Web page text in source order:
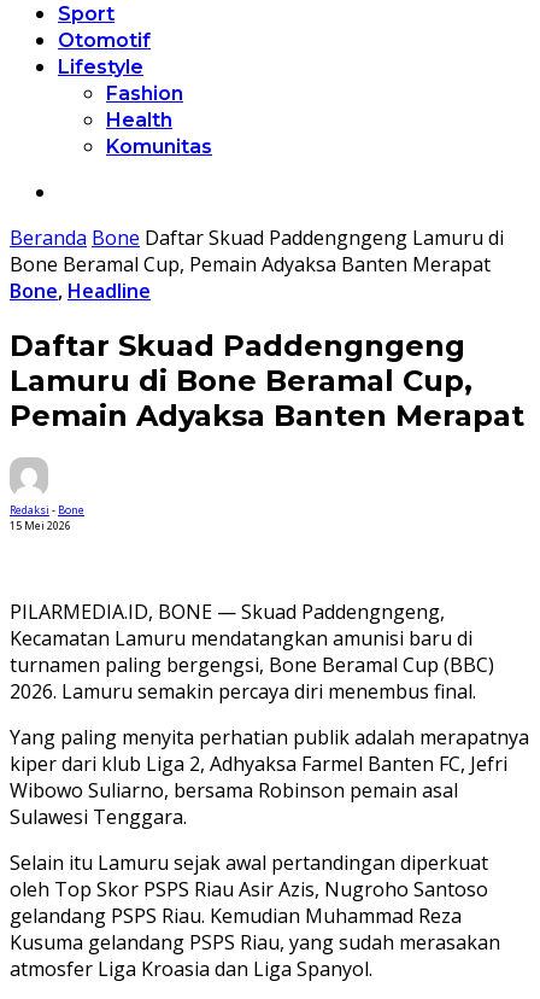
Sport
Otomotif
Lifestyle
Fashion
Health
Komunitas
Beranda Bone Daftar Skuad Paddengngeng Lamuru di
Bone Beramal Cup, Pemain Adyaksa Banten Merapat
Bone, Headline
Daftar Skuad Paddengngeng
Lamuru di Bone Beramal Cup,
Pemain Adyaksa Banten Merapat
Redaksi - Bone
15 Mei 2026
PILARMEDIA.ID, BONE — Skuad Paddengngeng,
Kecamatan Lamuru mendatangkan amunisi baru di
turnamen paling bergengsi, Bone Beramal Cup (BBC)
2026. Lamuru semakin percaya diri menembus final.
Yang paling menyita perhatian publik adalah merapatnya
kiper dari klub Liga 2, Adhyaksa Farmel Banten FC, Jefri
Wibowo Suliarno, bersama Robinson pemain asal
Sulawesi Tenggara.
Selain itu Lamuru sejak awal pertandingan diperkuat
oleh Top Skor PSPS Riau Asir Azis, Nugroho Santoso
gelandang PSPS Riau. Kemudian Muhammad Reza
Kusuma gelandang PSPS Riau, yang sudah merasakan
atmosfer Liga Kroasia dan Liga Spanyol.